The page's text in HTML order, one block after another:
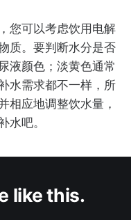
您可以考虑饮用电解
质。要判断水分是否
液颜色；淡黄色通常
水需求都不一样，所
相应地调整饮水量，
水吧。
like this.